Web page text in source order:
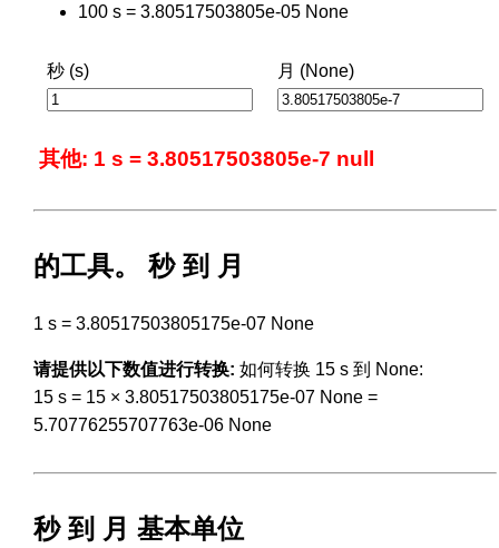
100 s = 3.80517503805e-05 None
秒 (s) 月 (None)
其他: 1 s = 3.80517503805e-7 null
的工具。 秒 到 月
1 s = 3.80517503805175e-07 None
请提供以下数值进行转换: 如何转换 15 s 到 None:
15 s = 15 × 3.80517503805175e-07 None =
5.70776255707763e-06 None
秒 到 月 基本单位